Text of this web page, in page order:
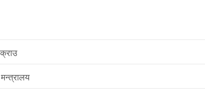
मन्त्रालय